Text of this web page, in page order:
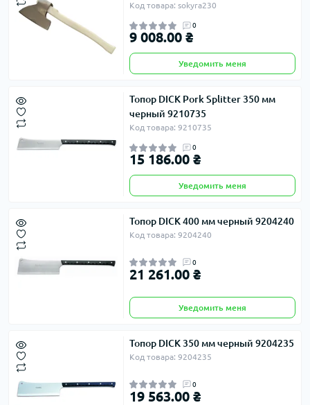
Код товара: sokyra230
0
9 008.00 ₴
Уведомить меня
Топор DICK Pork Splitter 350 мм
черный 9210735
Код товара: 9210735
0
15 186.00 ₴
Уведомить меня
Топор DICK 400 мм черный 9204240
Код товара: 9204240
0
21 261.00 ₴
Уведомить меня
Топор DICK 350 мм черный 9204235
Код товара: 9204235
0
19 563.00 ₴